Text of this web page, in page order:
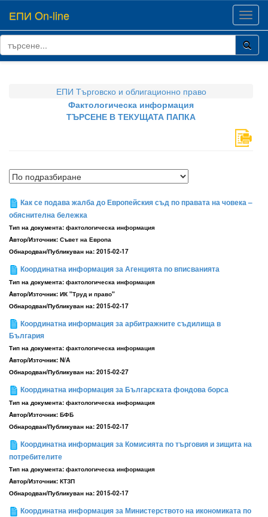
ЕПИ On-line
ЕПИ Търговско и облигационно право
Фактологическа информация
ТЪРСЕНЕ В ТЕКУЩАТА ПАПКА
Как се подава жалба до Европейския съд по правата на човека –
обяснителна бележка
Тип на документа: фактологическа информация
Aвтор/Източник: Съвет на Европа
Обнародван/Публикуван на: 2015-02-17
Координатна информация за Агенцията по вписванията
Тип на документа: фактологическа информация
Aвтор/Източник: ИК "Труд и право"
Обнародван/Публикуван на: 2015-02-17
Координатна информация за арбитражните съдилища в
България
Тип на документа: фактологическа информация
Aвтор/Източник: N/A
Обнародван/Публикуван на: 2015-02-27
Координатна информация за Българската фондова борса
Тип на документа: фактологическа информация
Aвтор/Източник: БФБ
Обнародван/Публикуван на: 2015-02-17
Координатна информация за Комисията по търговия и зищита на
потребителите
Тип на документа: фактологическа информация
Aвтор/Източник: КТЗП
Обнародван/Публикуван на: 2015-02-17
Координатна информация за Министерството на икономиката по